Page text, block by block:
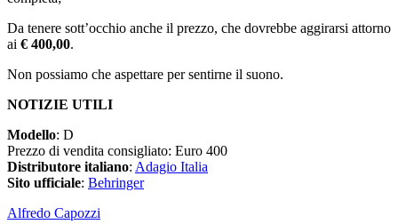
Da tenere sott’occhio anche il prezzo, che dovrebbe aggirarsi attorno
ai € 400,00.
Non possiamo che aspettare per sentirne il suono.
NOTIZIE UTILI
Modello: D
Prezzo di vendita consigliato: Euro 400
Distributore italiano: Adagio Italia
Sito ufficiale: Behringer
Alfredo Capozzi